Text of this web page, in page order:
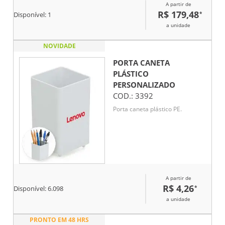
Disponível: 1
A partir de
R$ 179,48*
a unidade
NOVIDADE
PORTA CANETA
PLÁSTICO
PERSONALIZADO
COD.: 3392
Porta caneta plástico PE.
Disponível:6.098
A partir de
R$ 4,26*
a unidade
PRONTO EM 48 HRS